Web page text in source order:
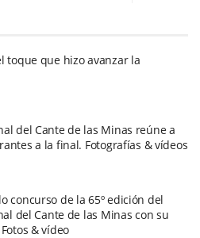
toque que hizo avanzar la
del Cante de las Minas reúne a
a la final. Fotografías & vídeos
concurso de la 65º edición del
del Cante de las Minas con su
& vídeo